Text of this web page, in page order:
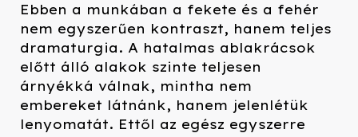
Ebben a munkában a fekete és a fehér
nem egyszerűen kontraszt, hanem teljes
dramaturgia. A hatalmas ablakrácsok
előtt álló alakok szinte teljesen
árnyékká válnak, mintha nem
embereket látnánk, hanem jelenlétük
lenyomatát. Ettől az egész egyszerre